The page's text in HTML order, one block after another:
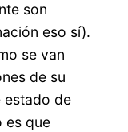
son
eso sí).
se van
de su
estado de
es que